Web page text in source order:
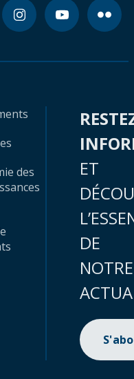
des
ET
DE
NOTRE